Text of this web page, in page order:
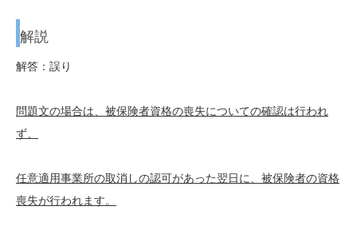
解説
解答：誤り
問題文の場合は、被保険者資格の喪失についての確認は行われ
ず、
任意適用事業所の取消しの認可があった翌日に、被保険者の資格
喪失が行われます。